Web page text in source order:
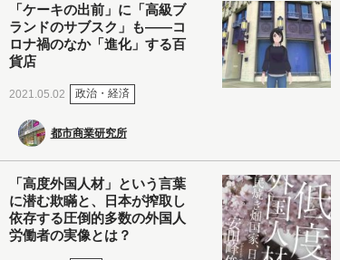
「ケーキの出前」に「高級ブ
ランドのサブスク」も――コ
ロナ禍のなか「進化」する百
貨店
2021.05.02 政治・経済
都市商業研究所
「高度外国人材」という言葉
に潜む欺瞞と、日本が搾取し
依存する圧倒的多数の外国人
労働者の実像とは？